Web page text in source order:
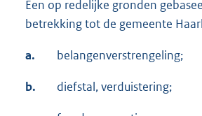
Een op redelijke gronden
betrekking tot de gemeente
a. belangenverstrengeling;
b. diefstal, verduistering;